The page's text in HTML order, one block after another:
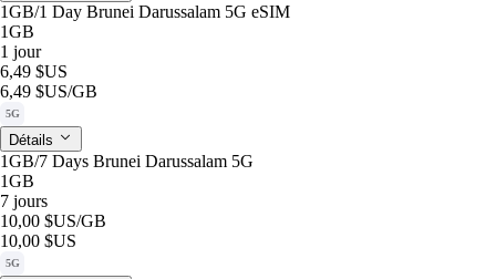
1GB/1 Day Brunei Darussalam 5G eSIM
1GB
1 jour
6,49 $US
6,49 $US/GB
5G
Détails
1GB/7 Days Brunei Darussalam 5G
1GB
7 jours
10,00 $US/GB
10,00 $US
5G